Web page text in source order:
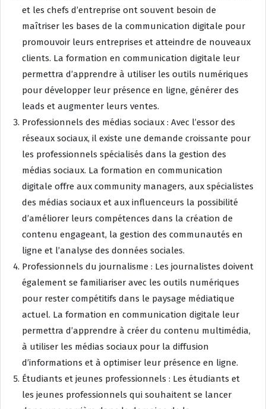
et les chefs d’entreprise ont souvent besoin de
maîtriser les bases de la communication digitale pour
promouvoir leurs entreprises et atteindre de nouveaux
clients. La formation en communication digitale leur
permettra d’apprendre à utiliser les outils numériques
pour développer leur présence en ligne, générer des
leads et augmenter leurs ventes.
Professionnels des médias sociaux : Avec l’essor des
réseaux sociaux, il existe une demande croissante pour
les professionnels spécialisés dans la gestion des
médias sociaux. La formation en communication
digitale offre aux community managers, aux spécialistes
des médias sociaux et aux influenceurs la possibilité
d’améliorer leurs compétences dans la création de
contenu engageant, la gestion des communautés en
ligne et l’analyse des données sociales.
Professionnels du journalisme : Les journalistes doivent
également se familiariser avec les outils numériques
pour rester compétitifs dans le paysage médiatique
actuel. La formation en communication digitale leur
permettra d’apprendre à créer du contenu multimédia,
à utiliser les médias sociaux pour la diffusion
d’informations et à optimiser leur présence en ligne.
Étudiants et jeunes professionnels : Les étudiants et
les jeunes professionnels qui souhaitent se lancer